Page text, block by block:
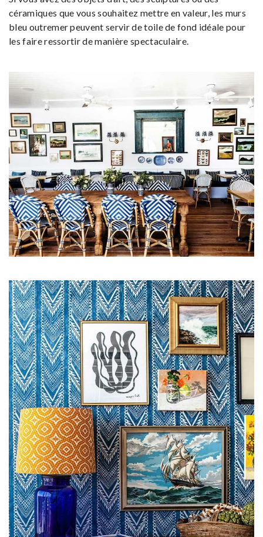
céramiques que vous souhaitez mettre en valeur, les murs
bleu outremer peuvent servir de toile de fond idéale pour
les faire ressortir de manière spectaculaire.